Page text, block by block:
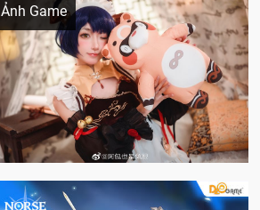
Ảnh Game